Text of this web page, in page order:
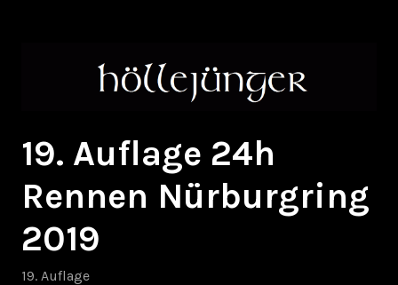
19. Auflage 24h
Rennen Nürburgring
2019
19. Auflage